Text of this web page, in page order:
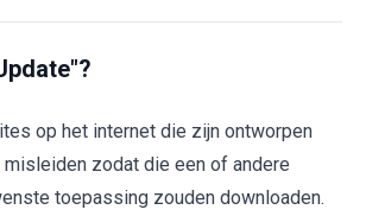
op het internet die zijn ontworpen
zodat die een of andere
toepassing zouden downloaden.